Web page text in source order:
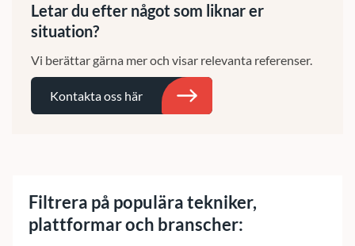
Letar du efter något som liknar er
situation?
Vi berättar gärna mer och visar relevanta referenser.
Kontakta oss här
Filtrera på populära tekniker,
plattformar och branscher: